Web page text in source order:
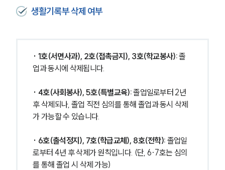
생활기록부 삭제 여부
· 1호(서면사과), 2호(접촉금지), 3호(학교봉사): 졸
업과 동시에 삭제됩니다.
· 4호(사회봉사), 5호(특별교육): 졸업일로부터 2년
후 삭제되나, 졸업 직전 심의를 통해 졸업과 동시 삭제
가 가능할 수 있습니다.
· 6호(출석정지), 7호(학급교체), 8호(전학): 졸업일
로부터 4년 후 삭제가 원칙입니다. (단, 6·7호는 심의
를 통해 졸업 시 삭제 가능)